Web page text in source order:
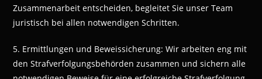
Zusammenarbeit entscheiden, begleitet Sie unser Team
juristisch bei allen notwendigen Schritten.
5. Ermittlungen und Beweissicherung: Wir arbeiten eng mit
den Strafverfolgungsbehörden zusammen und sichern alle